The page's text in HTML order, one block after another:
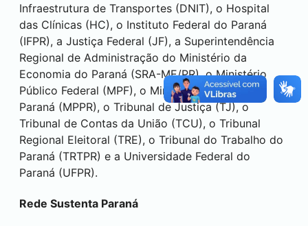
Infraestrutura de Transportes (DNIT), o Hospital
das Clínicas (HC), o Instituto Federal do Paraná
(IFPR), a Justiça Federal (JF), a Superintendência
Regional de Administração do Ministério da
Economia do Paraná (SRA-ME/PR), o Ministério
Público Federal (MPF), o Ministério Público do
Paraná (MPPR), o Tribunal de Justiça (TJ), o
Tribunal de Contas da União (TCU), o Tribunal
Regional Eleitoral (TRE), o Tribunal do Trabalho do
Paraná (TRTPR) e a Universidade Federal do
Paraná (UFPR).
Rede Sustenta Paraná